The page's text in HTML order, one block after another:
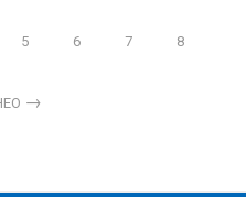
5 6 7 8